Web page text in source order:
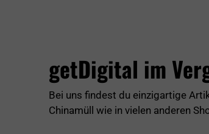
getDigital im
Bei uns findest du einzigartige
Chinamüll wie in vielen anderen